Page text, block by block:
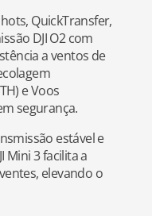
QuickTransfer,
DJI O2 com
a ventos de
e Voos
segurança.
estável e
Mini 3 facilita a
elevando o